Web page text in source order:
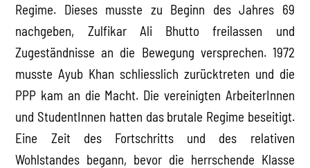
Regime. Dieses musste zu Beginn des Jahres 69
nachgeben, Zulfikar Ali Bhutto freilassen und
Zugeständnisse an die Bewegung versprechen. 1972
musste Ayub Khan schliesslich zurücktreten und die
PPP kam an die Macht. Die vereinigten ArbeiterInnen
und StudentInnen hatten das brutale Regime beseitigt.
Eine Zeit des Fortschritts und des relativen
Wohlstandes begann, bevor die herrschende Klasse